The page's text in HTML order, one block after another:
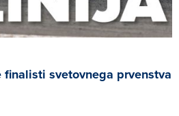
svetovnega prvenstva